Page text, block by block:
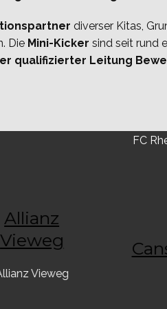
diverser Kitas,
Die Mini-Kicker sind seit rund
qualifizierter Leitung
FC
Allianz
Vieweg
Allianz Vieweg